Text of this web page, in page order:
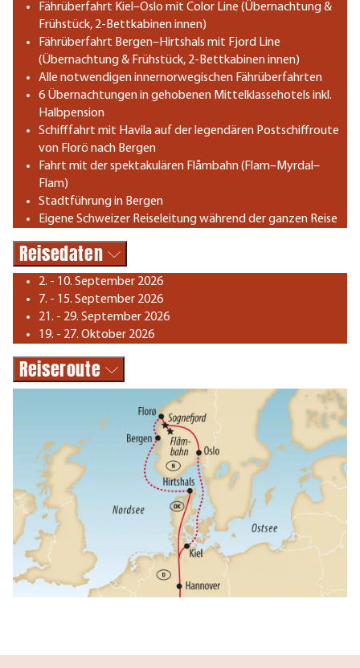
Fährüberfahrt Kiel–Oslo mit Color Line (Übernachtung &
Frühstück, 2-Bettkabinen innen)
Fährüberfahrt Bergen–Hirtshals mit Fjord Line
(Übernachtung & Frühstück, 2-Bettkabinen innen)
Alle notwendigen innernorwegischen Fährüberfahrten
6 Übernachtungen in gehobenen Mittelklassehotels inkl.
Halbpension
Schifffahrt mit Havila auf der legendären Postschiffroute
von Florö nach Bergen
Fahrt mit der spektakulären Flåmbahn (Flam–Myrdal–
Flam)
Stadtführung in Bergen
Eigene Schweizer Reiseleitung während der ganzen Reise
Reisedaten
2. - 10. September 2026
7. - 15. September 2026
21. - 29. September 2026
19. - 27. Oktober 2026
Reiseroute